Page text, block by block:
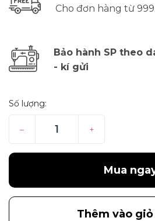
Cho đơn hàng từ
Bảo hành SP theo
- kí gửi
Số lượng:
– +
Mua
Thêm vào